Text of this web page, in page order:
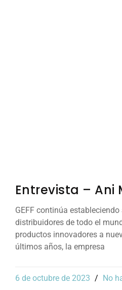
Entrevista – Ani
GEFF continúa
distribuidores de todo el
productos innovadores a
últimos años, la empresa
6 de octubre de 2023 No